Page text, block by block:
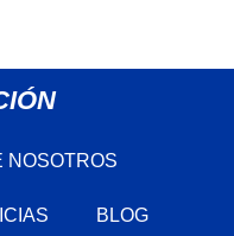
NOSOTROS
BLOG